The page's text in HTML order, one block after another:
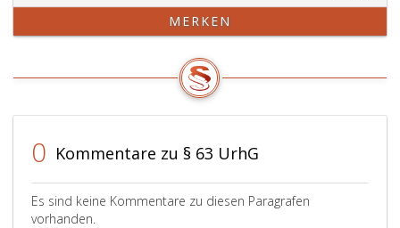
MERKEN
0 Kommentare zu § 63 UrhG
Es sind keine Kommentare zu diesen Paragrafen
vorhanden.